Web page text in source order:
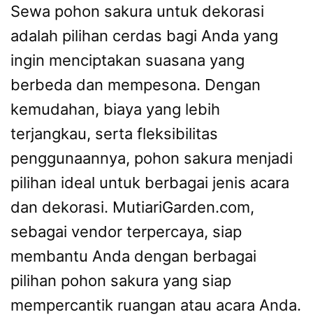
Sewa pohon sakura untuk dekorasi
adalah pilihan cerdas bagi Anda yang
ingin menciptakan suasana yang
berbeda dan mempesona. Dengan
kemudahan, biaya yang lebih
terjangkau, serta fleksibilitas
penggunaannya, pohon sakura menjadi
pilihan ideal untuk berbagai jenis acara
dan dekorasi. MutiariGarden.com,
sebagai vendor terpercaya, siap
membantu Anda dengan berbagai
pilihan pohon sakura yang siap
mempercantik ruangan atau acara Anda.